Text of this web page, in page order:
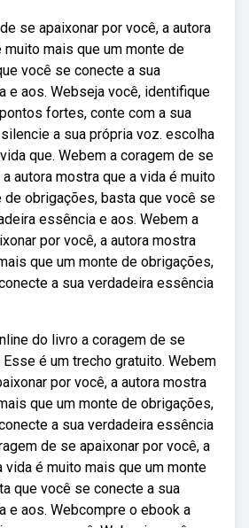
se apaixonar por você, a autora
muito mais que um monte de
você se conecte a sua
e aos. Webseja você, identifique
fortes, conte com a sua
a sua própria voz. escolha
que. Webem a coragem de se
autora mostra que a vida é muito
de obrigações, basta que você se
essência e aos. Webem a
por você, a autora mostra
que um monte de obrigações,
a sua verdadeira essência
do livro a coragem de se
é um trecho gratuito. Webem
por você, a autora mostra
que um monte de obrigações,
a sua verdadeira essência
de se apaixonar por você, a
vida é muito mais que um monte
que você se conecte a sua
e aos. Webcompre o ebook a